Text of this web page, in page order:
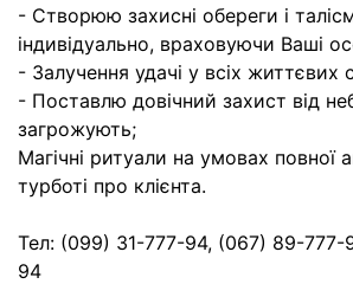
- Створюю захисні обереги і
індивідуально, враховуючи Ваші
- Залучення удачі у всіх життєвих
- Поставлю довічний захист від
загрожують;
Магічні ритуали на умовах повної
турботі про клієнта.
Тел: (099) 31-777-94, (067) 89-
94